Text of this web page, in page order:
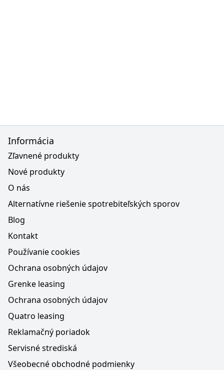
Informácia
Zľavnené produkty
Nové produkty
O nás
Alternatívne riešenie spotrebiteľských sporov
Blog
Kontakt
Používanie cookies
Ochrana osobných údajov
Grenke leasing
Ochrana osobných údajov
Quatro leasing
Reklamačný poriadok
Servisné strediská
Všeobecné obchodné podmienky